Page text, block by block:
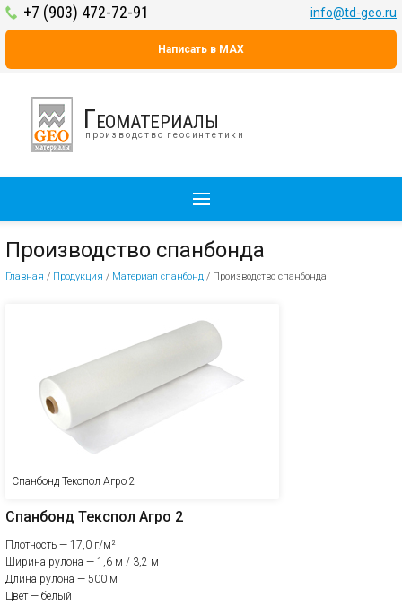
+7 (903) 472-72-91 info@td-geo.ru
Написать в MAX
Геоматериалы
производство геосинтетики
Производство спанбонда
Главная / Продукция / Материал спанбонд / Производство спанбонда
Спанбонд Текспол Агро 2
Спанбонд Текспол Агро 2
Плотность — 17,0 г/м²
Ширина рулона — 1,6 м / 3,2 м
Длина рулона — 500 м
Цвет — белый